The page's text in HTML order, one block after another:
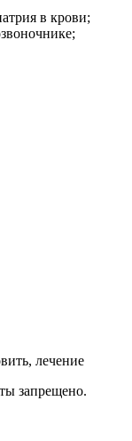
в крови;
запрещено.